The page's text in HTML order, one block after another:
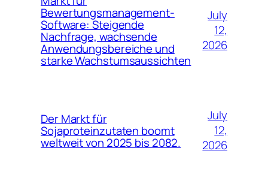
Bewertungsmanagement-
Software: Steigende
Nachfrage, wachsende
Anwendungsbereiche und
starke Wachstumsaussichten
July
12,
2026
Der Markt für
Sojaproteinzutaten boomt
weltweit von 2025 bis 2082.
July
12,
2026